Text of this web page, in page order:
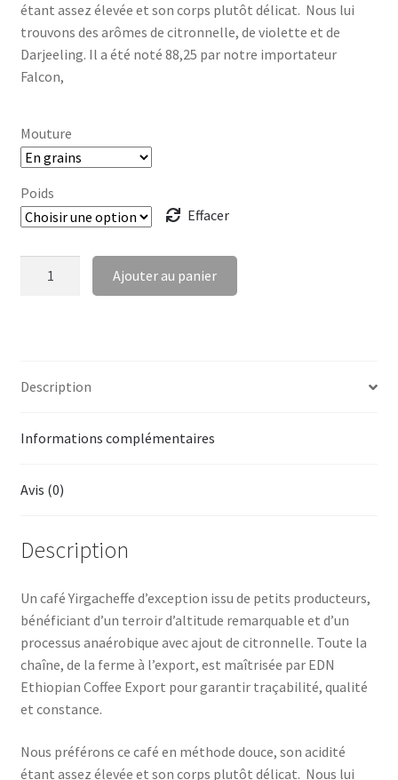
étant assez élevée et son corps plutôt délicat. Nous lui
trouvons des arômes de citronnelle, de violette et de
Darjeeling. Il a été noté 88,25 par notre importateur
Falcon,
Mouture
Poids
Effacer
Naturel
/
Ajouter au panier
Description
Informations complémentaires
Avis (0)
Description
Un café Yirgacheffe d’exception issu de petits producteurs,
bénéficiant d’un terroir d’altitude remarquable et d’un
processus anaérobique avec ajout de citronnelle. Toute la
chaîne, de la ferme à l’export, est maîtrisée par EDN
Ethiopian Coffee Export pour garantir traçabilité, qualité
et constance.
Nous préférons ce café en méthode douce, son acidité
étant assez élevée et son corps plutôt délicat. Nous lui